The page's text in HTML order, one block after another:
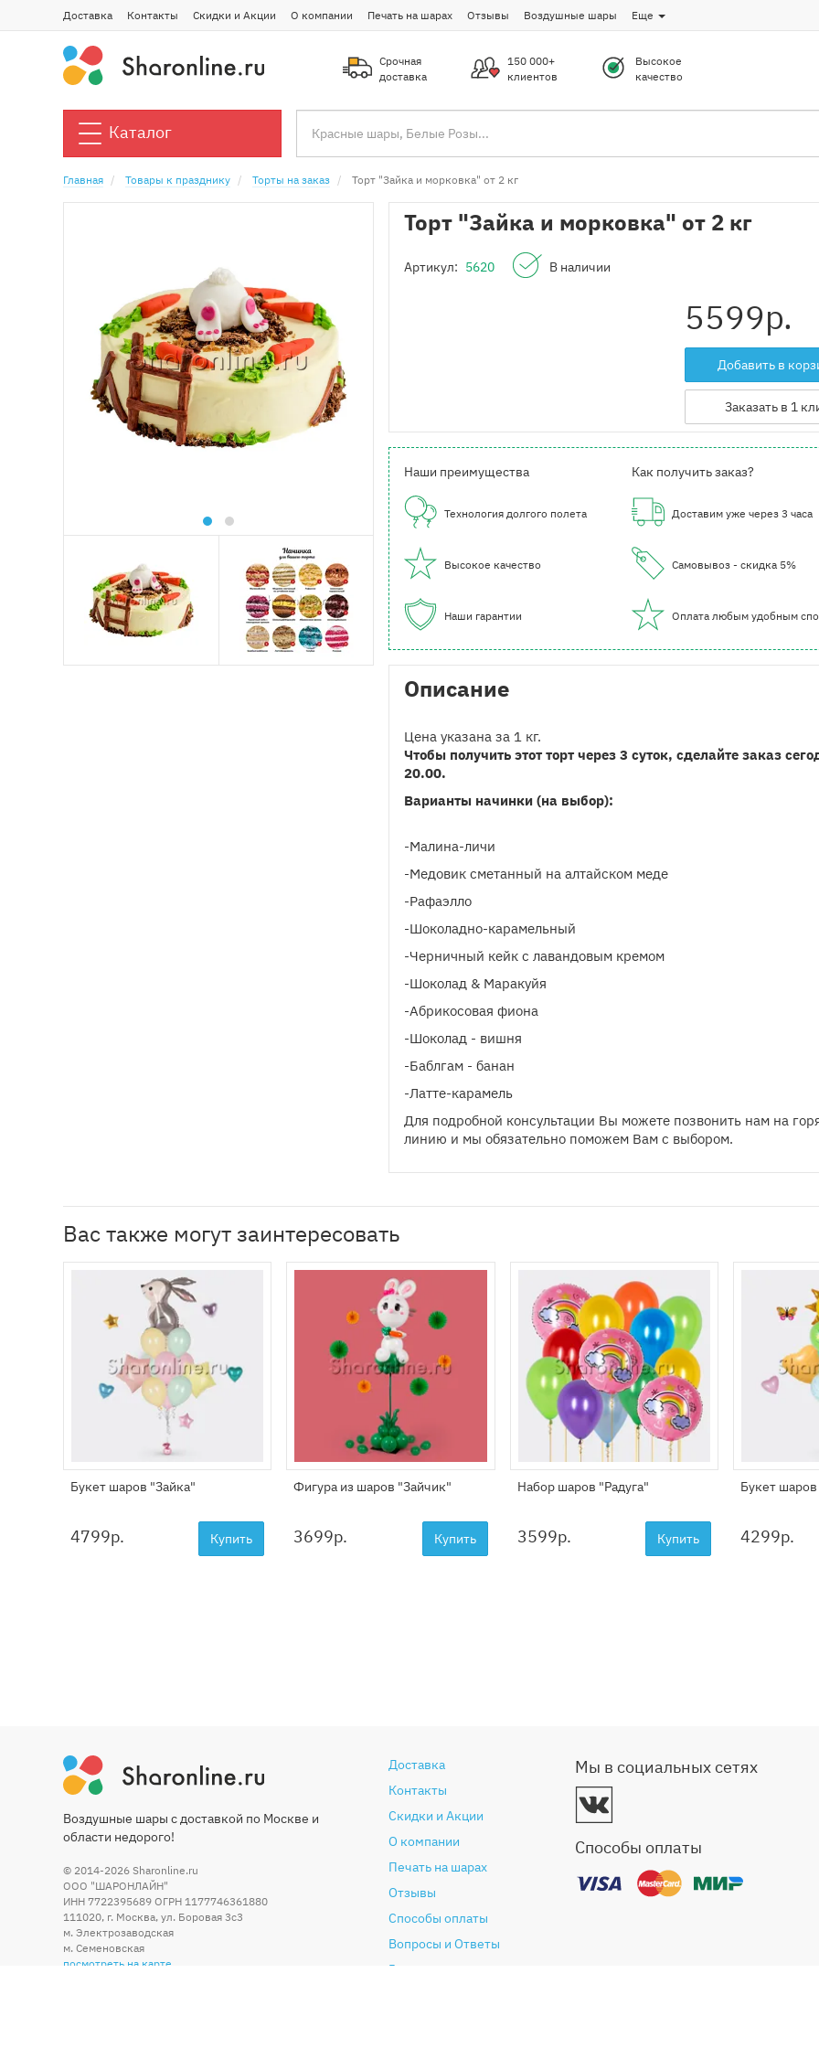
Доставка Контакты Скидки и Акции О компании Печать на шарах Отзывы Воздушные шары Еще
Срочная
доставка
150 000+
клиентов
Высокое
качество
Каталог
Главная Товары к празднику Торты на заказ Торт "Зайка и морковка" от 2 кг
Торт "Зайка и морковка" от 2 кг
Артикул: 5620 В наличии
5599р.
Добавить в
Заказать в 1
Наши преимущества
Технология долгого полета
Высокое качество
Наши гарантии
Как получить заказ?
Доставим уже через 3 часа
Самовывоз - скидка 5%
Оплата любым удобным
Описание
Цена указана за 1 кг.
Чтобы получить этот торт через 3 суток, сделайте заказ
20.00.
Варианты начинки (на выбор):
-Малина-личи
-Медовик сметанный на алтайском меде
-Рафаэлло
-Шоколадно-карамельный
-Черничный кейк с лавандовым кремом
-Шоколад & Маракуйя
-Абрикосовая фиона
-Шоколад - вишня
-Баблгам - банан
-Латте-карамель
Для подробной консультации Вы можете позвонить нам на
линию и мы обязательно поможем Вам с выбором.
Вас также могут заинтересовать
Букет шаров "Зайка"
4799р. Купить
Фигура из шаров "Зайчик"
3699р. Купить
Набор шаров "Радуга"
3599р. Купить
Букет
4299р.
Воздушные шары с доставкой по Москве и
области недорого!
© 2014-2026 Sharonline.ru
ООО "ШАРОНЛАЙН"
ИНН 7722395689 ОГРН 1177746361880
111020, г. Москва, ул. Боровая 3c3
м. Электрозаводская
м. Семеновская
посмотреть на карте
Доставка
Контакты
Скидки и Акции
О компании
Печать на шарах
Отзывы
Способы оплаты
Вопросы и Ответы
Гарантия и возврат
Мы в социальных сетях
Способы оплаты